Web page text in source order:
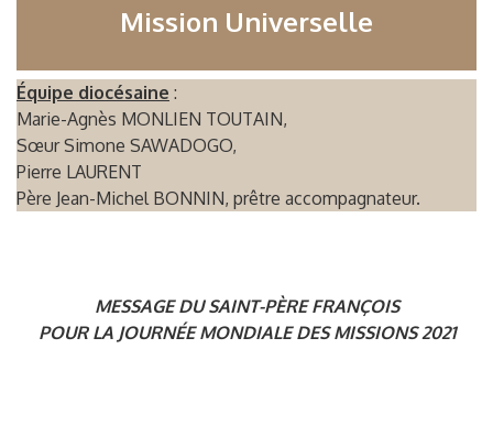
Mission Universelle
Équipe diocésaine :
Marie-Agnès MONLIEN TOUTAIN,
Sœur Simone SAWADOGO,
Pierre LAURENT
Père Jean-Michel BONNIN, prêtre accompagnateur.
MESSAGE DU SAINT-PÈRE FRANÇOIS
POUR LA JOURNÉE MONDIALE DES MISSIONS 2021